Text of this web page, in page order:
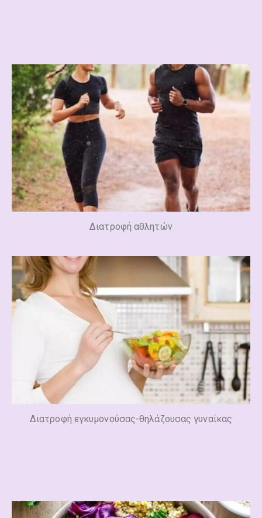
Διατροφή αθλητών
Διατροφή εγκυμονούσας-θηλάζουσας γυναίκας